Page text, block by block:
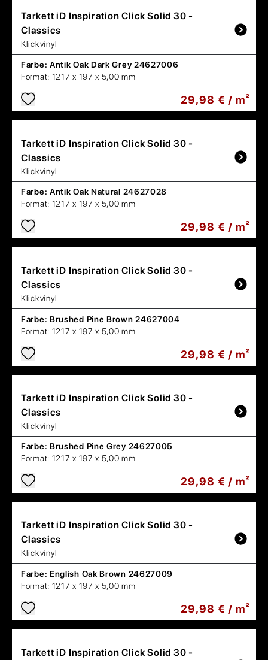
Tarkett iD Inspiration Click Solid 30 -
Classics
Klickvinyl
Farbe: Antik Oak Dark Grey 24627006
Format: 1217 x 197 x 5,00 mm
29,98 € / m²
Tarkett iD Inspiration Click Solid 30 -
Classics
Klickvinyl
Farbe: Antik Oak Natural 24627028
Format: 1217 x 197 x 5,00 mm
29,98 € / m²
Tarkett iD Inspiration Click Solid 30 -
Classics
Klickvinyl
Farbe: Brushed Pine Brown 24627004
Format: 1217 x 197 x 5,00 mm
29,98 € / m²
Tarkett iD Inspiration Click Solid 30 -
Classics
Klickvinyl
Farbe: Brushed Pine Grey 24627005
Format: 1217 x 197 x 5,00 mm
29,98 € / m²
Tarkett iD Inspiration Click Solid 30 -
Classics
Klickvinyl
Farbe: English Oak Brown 24627009
Format: 1217 x 197 x 5,00 mm
29,98 € / m²
Tarkett iD Inspiration Click Solid 30 -